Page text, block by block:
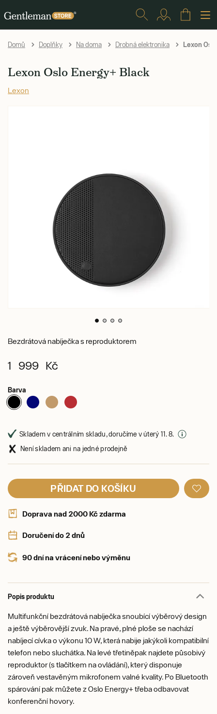
Domů Doplňky Na doma Drobná elektronika Lexon
Lexon Oslo Energy+ Black
Lexon
Bezdrátová nabíječka s reproduktorem
1 999 Kč
Barva
Skladem v centrálním skladu, doručíme v úterý 11. 8.
Není skladem ani na jedné prodejně
PŘIDAT DO KOŠÍKU
Doprava nad 2000 Kč zdarma
Doručení do 2 dnů
90 dní na vrácení nebo výměnu
Popis produktu
Multifunkční bezdrátová nabíječka snoubící výběrový design
a ještě výběrovější zvuk. Na pravé, plné ploše se nachází
nabíjecí cívka o výkonu 10 W, která nabije jakýkoli kompatibilní
telefon nebo sluchátka. Na levé třetiněpak najdete působivý
reproduktor (s tlačítkem na ovládání), který disponuje
zároveň vestavěným mikrofonem valné kvality. Po Bluetooth
spárování pak můžete z Oslo Energy+ třeba odbavovat
konferenční hovory.